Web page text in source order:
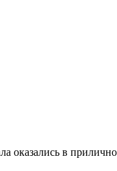
оказались в